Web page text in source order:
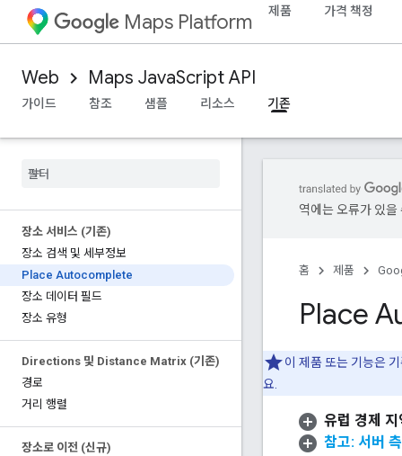
Maps Platform 제품 가격 책정
Web Maps JavaScript API
가이드
참조 샘플 리소스 기존
장소 서비스 (기존)
장소 검색 및 세부정보
Place Autocomplete
장소 데이터 필드
장소 유형
Directions 및 Distance Matrix (기존)
경로
거리 행렬
장소로 이전 (신규)
역에는 오류가 있을
홈 제품
Place
이 제품 또는 기능은
요.
유럽 경제
참고: 서버